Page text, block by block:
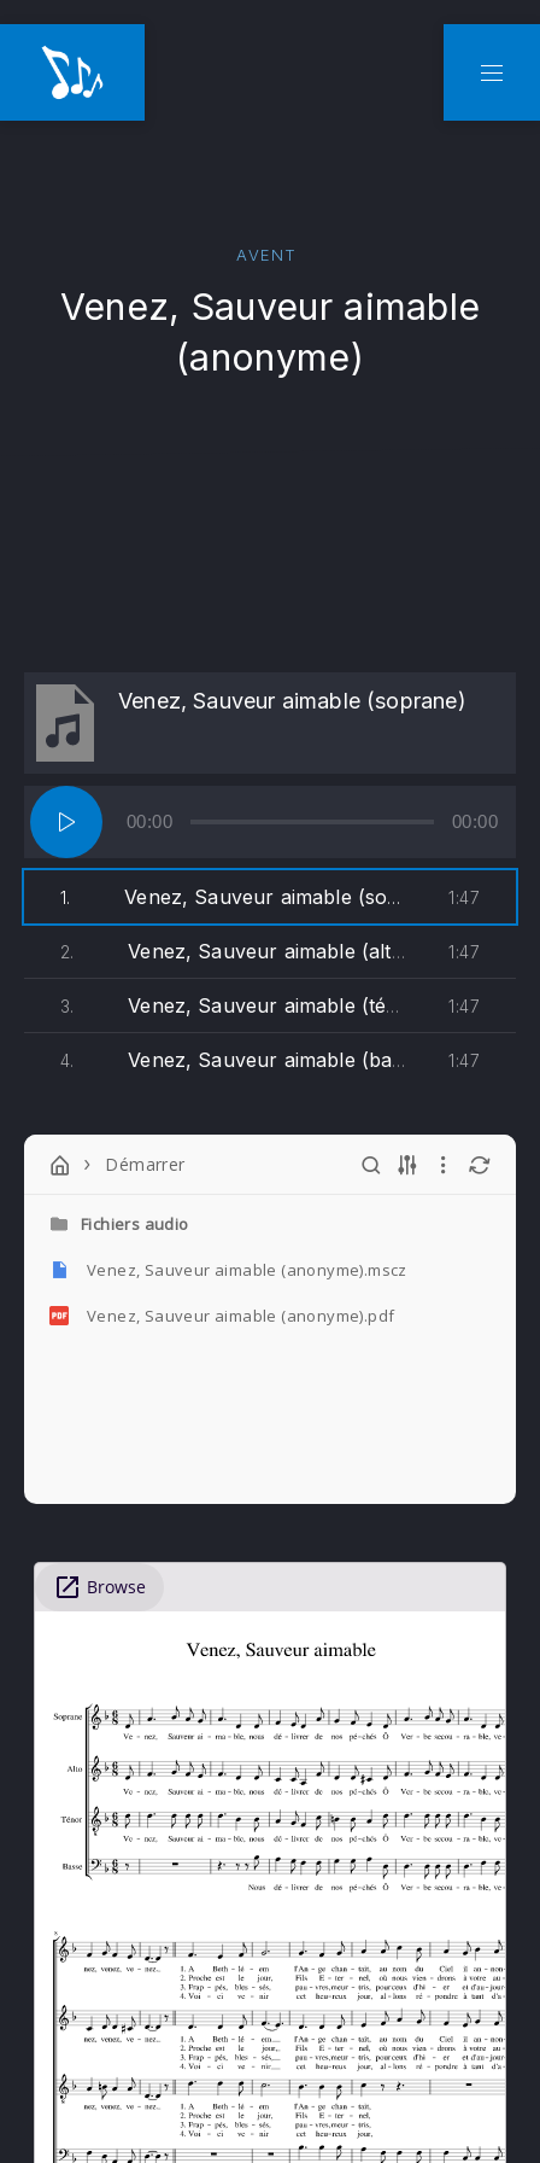
AVENT
Venez, Sauveur aimable
(anonyme)
Venez, Sauveur aimable (soprane)
Lecteur
audio
00:00 00:00
1. Venez, Sauveur aimable (soprane) 1:47
2. Venez, Sauveur aimable (alto) 1:47
3. Venez, Sauveur aimable (ténor) 1:47
4. Venez, Sauveur aimable (basse) 1:47
Démarrer
Fichiers audio
Venez, Sauveur aimable (anonyme).mscz
Venez, Sauveur aimable (anonyme).pdf